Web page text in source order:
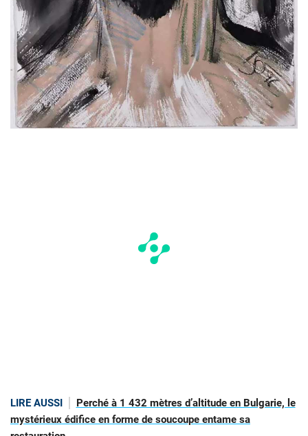
LIRE AUSSI
Perché à 1 432 mètres d’altitude en Bulgarie, le
mystérieux édifice en forme de soucoupe entame sa